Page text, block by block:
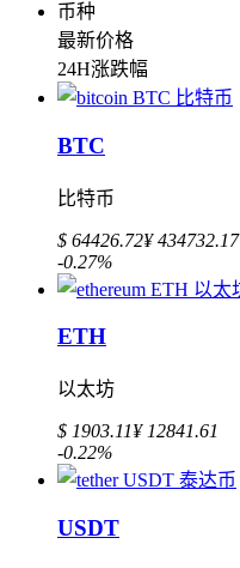
币种
最新价格
24H涨跌幅
BTC
比特币
$ 64426.72¥ 434732.17
-0.27%
ETH
以太坊
$ 1903.11¥ 12841.61
-0.22%
USDT